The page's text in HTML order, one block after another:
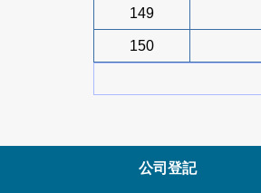
149
150
公司登記